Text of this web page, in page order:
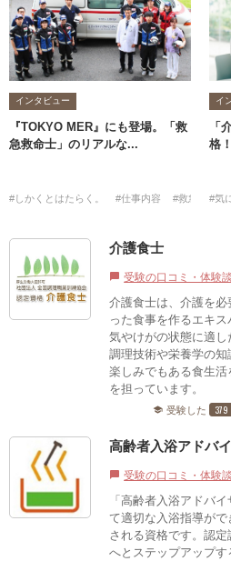
インタビュー
『TOKYO MER』にも登場。「救
急救命士」のリアルな...
#しかくとはたらく。 #仕事内容 #救急救命士
イ
「
格
#気
介護食士
chat_bubble 受験の口コミ・体験
介護食士は、介護を
った食事を作るエキ
気やけがの状態に適し
調理技術や栄養学の
楽しみでもある食生
を担っています。
school 受験した 379
高齢者入浴アドバ
chat_bubble 受験の口コミ・体験
「高齢者入浴アドバ
て適切な入浴指導が
される資格です。認
へとステップアップ